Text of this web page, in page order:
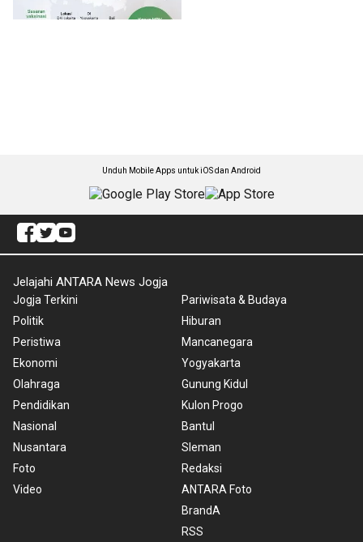
Unduh Mobile Apps untuk iOS dan Android
Jelajahi ANTARA News Jogja
Jogja Terkini
Politik
Peristiwa
Ekonomi
Olahraga
Pendidikan
Nasional
Nusantara
Foto
Video
Pariwisata & Budaya
Hiburan
Mancanegara
Yogyakarta
Gunung Kidul
Kulon Progo
Bantul
Sleman
Redaksi
ANTARA Foto
BrandA
RSS